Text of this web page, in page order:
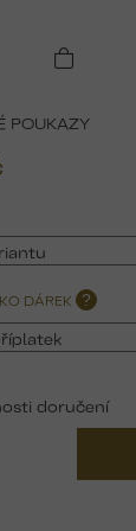
POUKAZY
cena:
DÁREK ?
doručení